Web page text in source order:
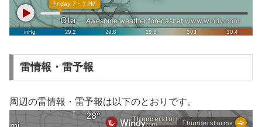
雷情報・雷予報
周辺の雷情報・雷予報は以下のとおりです。